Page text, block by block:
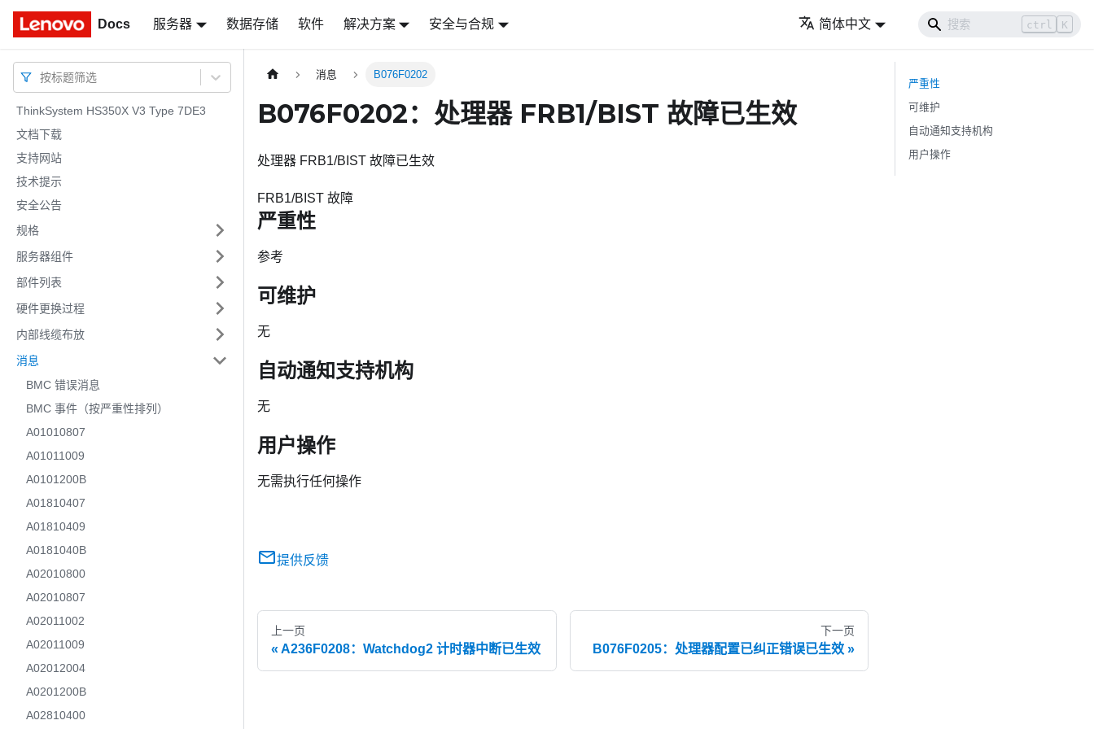
Docs 服务器 数据存储 软件 解决方案 安全与合规 简体中文 ctrl K
Docs
按标题筛选
ThinkSystem HS350X V3 Type 7DE3
文档下载
支持网站
技术提示
安全公告
规格
服务器组件
部件列表
硬件更换过程
内部线缆布放
消息
BMC 错误消息
BMC 事件（按严重性排列）
A01010807
A01011009
A0101200B
A01810407
A01810409
A0181040B
A02010800
A02010807
A02011002
A02011009
A02012004
A0201200B
A02810400
消息 B076F0202
B076F0202：处理器 FRB1/BIST 故障已生效
处理器 FRB1/BIST 故障已生效
FRB1/BIST 故障
严重性
参考
可维护
无
自动通知支持机构
无
用户操作
无需执行任何操作
提供反馈
上一页
A236F0208：Watchdog2 计时器中断已生效
下一页
B076F0205：处理器配置已纠正错误已生效
严重性
可维护
自动通知支持机构
用户操作